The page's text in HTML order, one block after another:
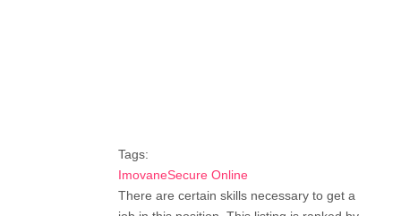
Tags:
ImovaneSecure Online
There are certain skills necessary to get a